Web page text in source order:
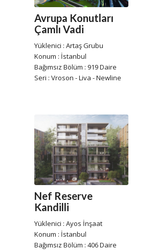
Avrupa Konutları
Çamlı Vadi
Yüklenici : Artaş Grubu
Konum : İstanbul
Bağımsız Bölüm : 919 Daire
Seri : Vroson - Liva - Newline
Nef Reserve
Kandilli
Yüklenici : Ayos İnşaat
Konum : İstanbul
Bağımsız Bölüm : 406 Daire